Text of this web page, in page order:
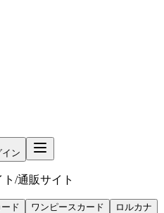
イン
/通販サイト
ド ワンピースカード
ロルカナ